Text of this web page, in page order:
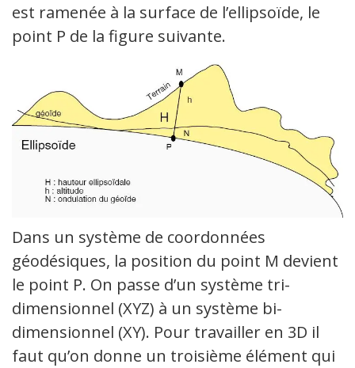
est ramenée à la surface de l’ellipsoïde, le
point P de la figure suivante.
Dans un système de coordonnées
géodésiques, la position du point M devient
le point P. On passe d’un système tri-
dimensionnel (XYZ) à un système bi-
dimensionnel (XY). Pour travailler en 3D il
faut qu’on donne un troisième élément qui